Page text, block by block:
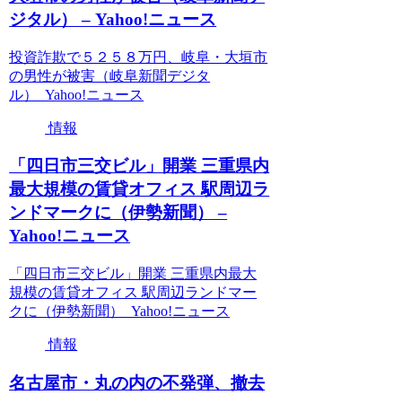
ジタル） – Yahoo!ニュース
投資詐欺で５２５８万円、岐阜・大垣市
の男性が被害（岐阜新聞デジタ
ル） Yahoo!ニュース
情報
「四日市三交ビル」開業 三重県内
最大規模の賃貸オフィス 駅周辺ラ
ンドマークに（伊勢新聞） –
Yahoo!ニュース
「四日市三交ビル」開業 三重県内最大
規模の賃貸オフィス 駅周辺ランドマー
クに（伊勢新聞） Yahoo!ニュース
情報
名古屋市・丸の内の不発弾、撤去